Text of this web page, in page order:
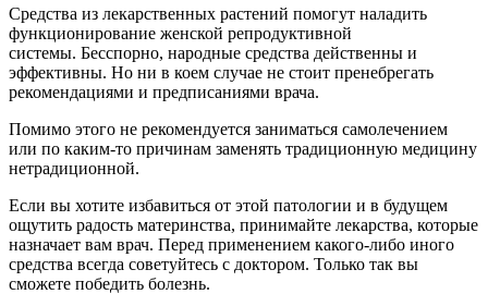
Средства из лекарственных растений помогут наладить
функционирование женской репродуктивной
системы. Бесспорно, народные средства действенны и
эффективны. Но ни в коем случае не стоит пренебрегать
рекомендациями и предписаниями врача.
Помимо этого не рекомендуется заниматься самолечением
или по каким-то причинам заменять традиционную медицину
нетрадиционной.
Если вы хотите избавиться от этой патологии и в будущем
ощутить радость материнства, принимайте лекарства, которые
назначает вам врач. Перед применением какого-либо иного
средства всегда советуйтесь с доктором. Только так вы
сможете победить болезнь.